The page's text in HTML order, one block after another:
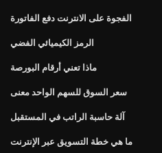
الفجوة على الانترنت دفع الفاتورة
الرمز الكيميائي الفضي
ماذا تعني أرقام البورصة
سعر السوق للسهم الواحد معنى
آلة حاسبة الراتب في المستقبل
ما هي خطة التسويق عبر الإنترنت